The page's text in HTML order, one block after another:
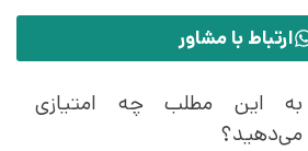
ارتباط با مشاور
به این مطلب چه امتیازی
می‌دهید؟